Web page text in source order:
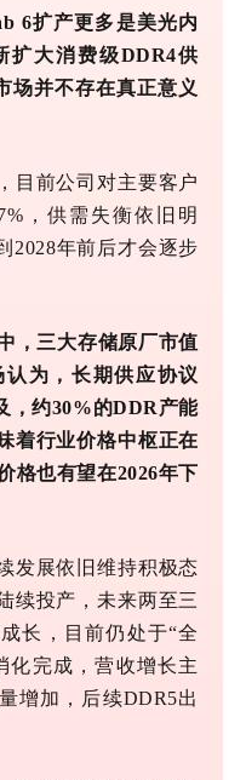
6扩产更多是美光内
扩大消费级DDR4供
场并不存在真正意义
目前公司对主要客户
，供需失衡依旧明
2028年前后才会逐步
，三大存储原厂市值
为，长期供应协议
，约30%的DDR产能
着行业价格中枢正在
格也有望在2026年下
发展依旧维持积极态
续投产，未来两至三
长，目前仍处于“全
化完成，营收增长主
增加，后续DDR5出